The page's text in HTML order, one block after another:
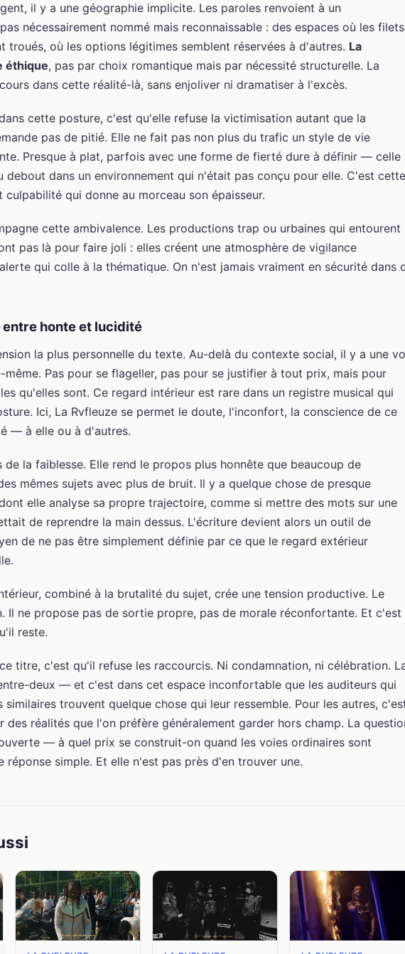
il y a une géographie implicite. Les paroles renvoient à un
nécessairement nommé mais reconnaissable : des espaces où les filets
troués, où les options légitimes semblent réservées à d'autres. La
éthique, pas par choix romantique mais par nécessité structurelle. La
dans cette réalité-là, sans enjoliver ni dramatiser à l'excès.
cette posture, c'est qu'elle refuse la victimisation autant que la
pas de pitié. Elle ne fait pas non plus du trafic un style de vie
Presque à plat, parfois avec une forme de fierté dure à définir — celle
debout dans un environnement qui n'était pas conçu pour elle. C'est cette
qui donne au morceau son épaisseur.
cette ambivalence. Les productions trap ou urbaines qui entourent
pas là pour faire joli : elles créent une atmosphère de vigilance
qui colle à la thématique. On n'est jamais vraiment en sécurité dans
honte et lucidité
la plus personnelle du texte. Au-delà du contexte social, il y a une
même. Pas pour se flageller, pas pour se justifier à tout prix, mais pour
qu'elles sont. Ce regard intérieur est rare dans un registre musical qui
Ici, La Rvfleuze se permet le doute, l'inconfort, la conscience de ce
— à elle ou à d'autres.
la faiblesse. Elle rend le propos plus honnête que beaucoup de
mêmes sujets avec plus de bruit. Il y a quelque chose de presque
elle analyse sa propre trajectoire, comme si mettre des mots sur une
de reprendre la main dessus. L'écriture devient alors un outil de
de ne pas être simplement définie par ce que le regard extérieur
combiné à la brutalité du sujet, crée une tension productive. Le
Il ne propose pas de sortie propre, pas de morale réconfortante. Et c'est
reste.
titre, c'est qu'il refuse les raccourcis. Ni condamnation, ni célébration.
deux — et c'est dans cet espace inconfortable que les auditeurs qui
trouvent quelque chose qui leur ressemble. Pour les autres,
des réalités que l'on préfère généralement garder hors champ. La
— à quel prix se construit-on quand les voies ordinaires sont
simple. Et elle n'est pas près d'en trouver une.